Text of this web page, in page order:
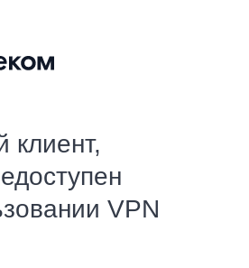
клиент,
VPN